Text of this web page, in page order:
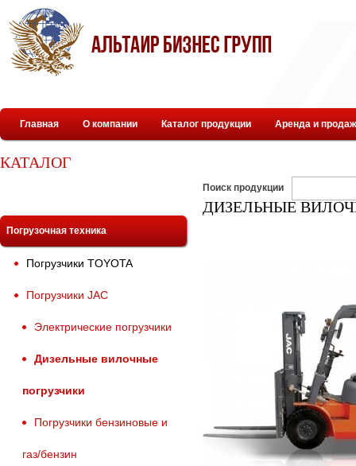
Главная О компании Каталог продукции Аренда и
КАТАЛОГ
Погрузочная техника
Погрузчики TOYOTA
Погрузчики JAC
Электрические погрузчики
Дизельные вилочные
погрузчики
Погрузчики бензиновые и
газ/бензин
Поиск продукции
ДИЗЕЛЬНЫЕ